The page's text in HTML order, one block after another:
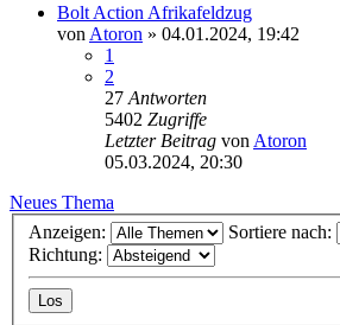
Bolt Action Afrikafeldzug
von Atoron » 04.01.2024, 19:42
1
2
27 Antworten
5402 Zugriffe
Letzter Beitrag von Atoron
05.03.2024, 20:30
Neues Thema
Anzeigen:
Sortiere nach:
Richtung: